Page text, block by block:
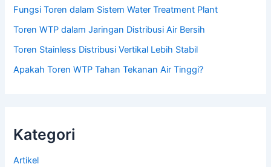
Fungsi Toren dalam Sistem Water Treatment Plant
Toren WTP dalam Jaringan Distribusi Air Bersih
Toren Stainless Distribusi Vertikal Lebih Stabil
Apakah Toren WTP Tahan Tekanan Air Tinggi?
Kategori
Artikel